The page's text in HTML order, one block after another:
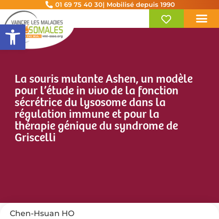
Ouvrir la barre d’outils
01 69 75 40 30| Mobilisé depuis 1990
La souris mutante Ashen, un modèle
pour l’étude in vivo de la fonction
sécrétrice du lysosome dans la
régulation immune et pour la
thérapie génique du syndrome de
Griscelli
Chen-Hsuan HO